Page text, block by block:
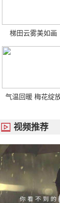
梯田云雾美如画
气温回暖 梅花绽
 视频推荐